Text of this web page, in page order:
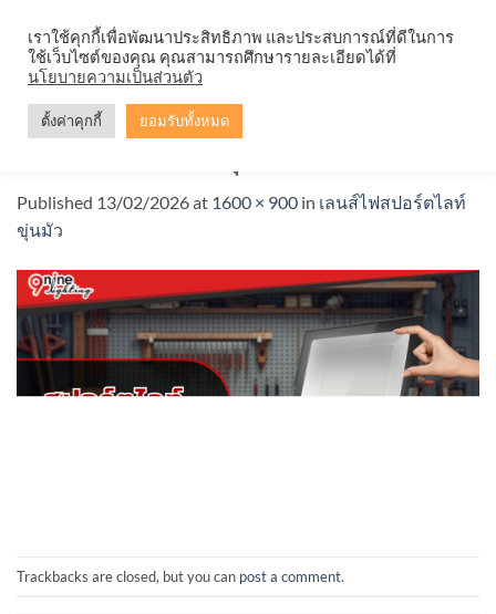
content
Published 13/02/2026at 1600 × 900 in เลนส์ไฟสปอร์ตไลท์
ขุ่นมัว
Trackbacks are closed, but you can post a comment.
เราใช้คุกกี้เพื่อพัฒนาประสิทธิภาพ และประสบการณ์ที่ดีในการ
ใช้เว็บไซต์ของคุณ คุณสามารถศึกษารายละเอียดได้ที่
นโยบายความเป็นส่วนตัว
ตั้งค่าคุกกี้ ยอมรับทั้งหมด